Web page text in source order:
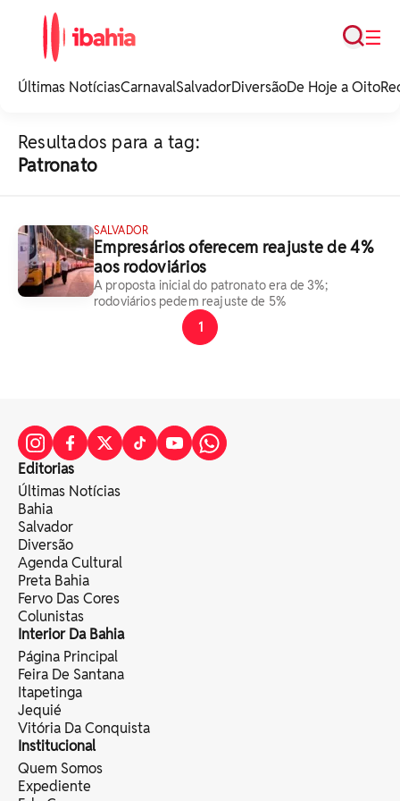
noticias e
☰
Busca
Últimas NotíciasCarnavalSalvadorDiversãoDe Hoje a Oito
Resultados para a tag:
Patronato
SALVADOR
Empresários oferecem reajuste de 4%
aos rodoviários
A proposta inicial do patronato era de 3%;
rodoviários pedem reajuste de 5%
1
Editorias
Últimas Notícias
Bahia
Salvador
Diversão
Agenda Cultural
Preta Bahia
Fervo Das Cores
Colunistas
Interior Da Bahia
Página Principal
Feira De Santana
Itapetinga
Jequié
Vitória Da Conquista
Institucional
Quem Somos
Expediente